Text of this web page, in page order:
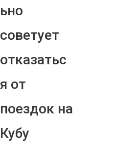
ьно
советует
отказатьс
я от
поездок на
Кубу